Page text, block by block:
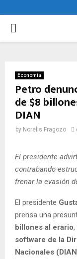
PRIMARY
Economía
Petro
de $8
DIAN
by Norelis Fragozo
El presidente
contrabando
frenar la evasión
El presidente
prensa una
billones al erario,
software de la
Nacionales